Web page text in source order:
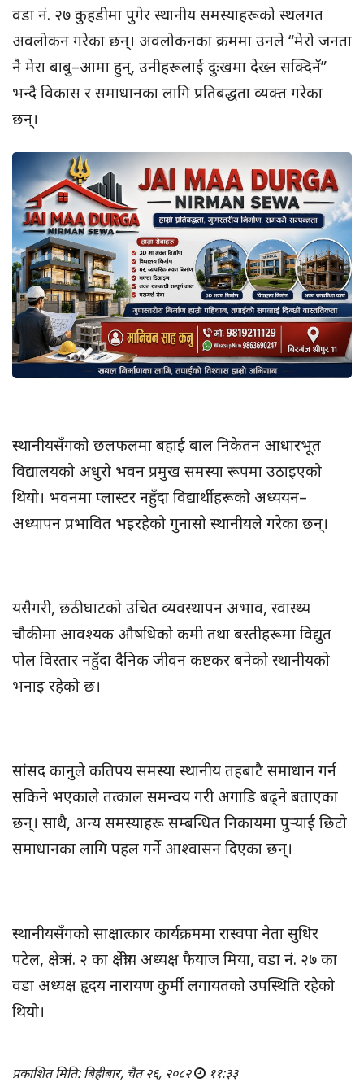
वडा नं. २७ कुहडीमा पुगेर स्थानीय समस्याहरूको स्थलगत
अवलोकन गरेका छन्। अवलोकनका क्रममा उनले “मेरो जनता
नै मेरा बाबु–आमा हुन्, उनीहरूलाई दुःखमा देख्न सक्दिनँ”
भन्दै विकास र समाधानका लागि प्रतिबद्धता व्यक्त गरेका
छन्।
स्थानीयसँगको छलफलमा बहाई बाल निकेतन आधारभूत
विद्यालयको अधुरो भवन प्रमुख समस्या रूपमा उठाइएको
थियो। भवनमा प्लास्टर नहुँदा विद्यार्थीहरूको अध्ययन–
अध्यापन प्रभावित भइरहेको गुनासो स्थानीयले गरेका छन्।
यसैगरी, छठीघाटको उचित व्यवस्थापन अभाव, स्वास्थ्य
चौकीमा आवश्यक औषधिको कमी तथा बस्तीहरूमा विद्युत
पोल विस्तार नहुँदा दैनिक जीवन कष्टकर बनेको स्थानीयको
भनाइ रहेको छ।
सांसद कानुले कतिपय समस्या स्थानीय तहबाटै समाधान गर्न
सकिने भएकाले तत्काल समन्वय गरी अगाडि बढ्ने बताएका
छन्। साथै, अन्य समस्याहरू सम्बन्धित निकायमा पुर्‍याई छिटो
समाधानका लागि पहल गर्ने आश्वासन दिएका छन्।
स्थानीयसँगको साक्षात्कार कार्यक्रममा रास्वपा नेता सुधिर
पटेल, क्षेत्र नं. २ का क्षेत्रीय अध्यक्ष फैयाज मिया, वडा नं. २७ का
वडा अध्यक्ष हृदय नारायण कुर्मी लगायतको उपस्थिति रहेको
थियो।
प्रकाशित मिति: बिहीबार, चैत २६, २०८२ ११:३३